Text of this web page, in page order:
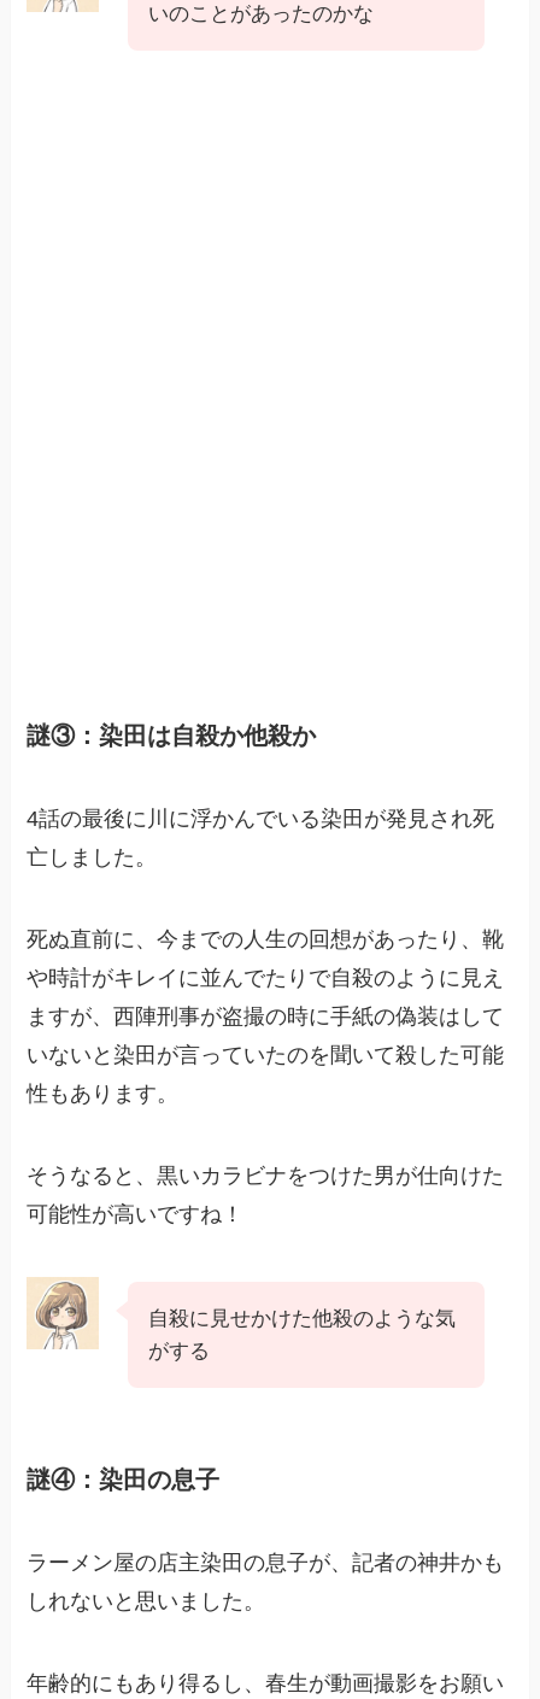
いのことがあったのかな
謎③：染田は自殺か他殺か
4話の最後に川に浮かんでいる染田が発見され死
亡しました。
死ぬ直前に、今までの人生の回想があったり、靴
や時計がキレイに並んでたりで自殺のように見え
ますが、西陣刑事が盗撮の時に手紙の偽装はして
いないと染田が言っていたのを聞いて殺した可能
性もあります。
そうなると、黒いカラビナをつけた男が仕向けた
可能性が高いですね！
自殺に見せかけた他殺のような気
がする
謎④：染田の息子
ラーメン屋の店主染田の息子が、記者の神井かも
しれないと思いました。
年齢的にもあり得るし、春生が動画撮影をお願い